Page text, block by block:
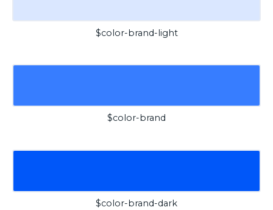
$color-brand-light
$color-brand
$color-brand-dark